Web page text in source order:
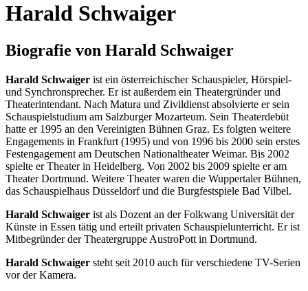
Harald Schwaiger
Biografie von Harald Schwaiger
Harald Schwaiger ist ein österreichischer Schauspieler, Hörspiel-
und Synchronsprecher. Er ist außerdem ein Theatergründer und
Theaterintendant. Nach Matura und Zivildienst absolvierte er sein
Schauspielstudium am Salzburger Mozarteum. Sein Theaterdebüt
hatte er 1995 an den Vereinigten Bühnen Graz. Es folgten weitere
Engagements in Frankfurt (1995) und von 1996 bis 2000 sein erstes
Festengagement am Deutschen Nationaltheater Weimar. Bis 2002
spielte er Theater in Heidelberg. Von 2002 bis 2009 spielte er am
Theater Dortmund. Weitere Theater waren die Wuppertaler Bühnen,
das Schauspielhaus Düsseldorf und die Burgfestspiele Bad Vilbel.
Harald Schwaiger ist als Dozent an der Folkwang Universität der
Künste in Essen tätig und erteilt privaten Schauspielunterricht. Er ist
Mitbegründer der Theatergruppe AustroPott in Dortmund.
Harald Schwaiger steht seit 2010 auch für verschiedene TV-Serien
vor der Kamera.